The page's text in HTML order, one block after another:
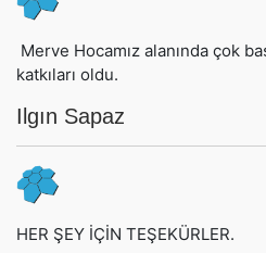
Merve Hocamız alanında çok
katkıları oldu.
Ilgın Sapaz
HER ŞEY İÇİN TEŞEKÜRLER.